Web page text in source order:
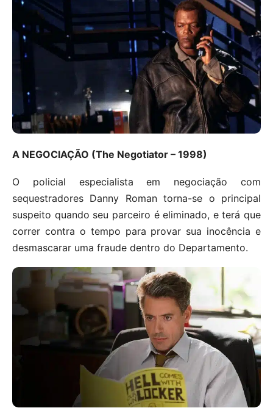
A NEGOCIAÇÃO (The Negotiator – 1998)
O policial especialista em negociação com
sequestradores Danny Roman torna-se o principal
suspeito quando seu parceiro é eliminado, e terá que
correr contra o tempo para provar sua inocência e
desmascarar uma fraude dentro do Departamento.